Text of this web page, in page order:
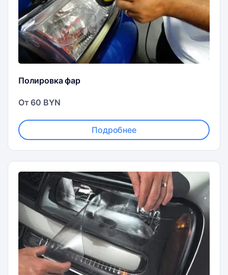
Полировка фар
От 60 BYN
Подробнее